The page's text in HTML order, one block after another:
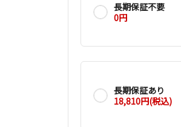
長期保証不要
0円
長期保証あり
18,810円(税込)